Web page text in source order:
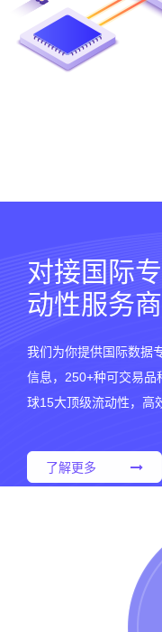
对接国际
动性服务商
我们为你提供国际数据
信息，250+种可交易品
球15大顶级流动性，高
了解更多